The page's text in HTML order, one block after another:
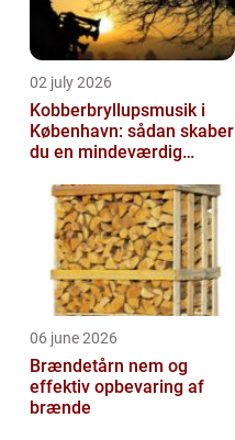
02 july 2026
Kobberbryllupsmusik i
København: sådan skaber
du en mindeværdig
06 june 2026
Brændetårn nem og
effektiv opbevaring af
brænde